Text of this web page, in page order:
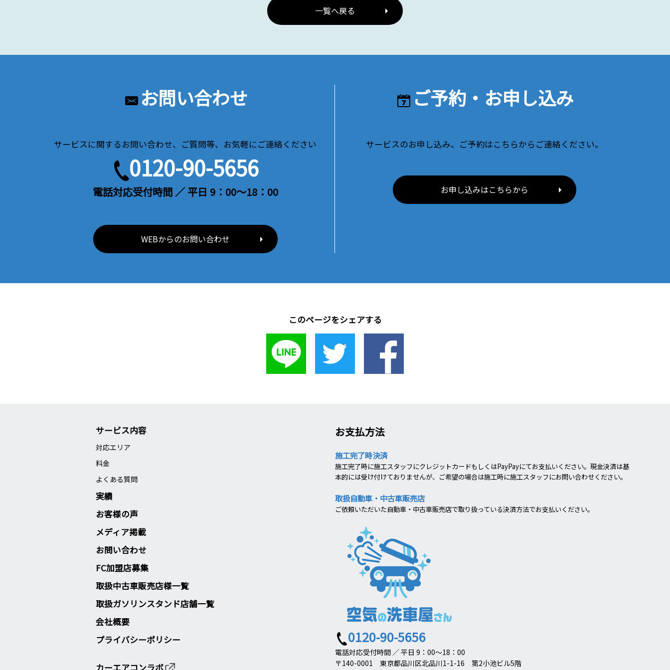
一覧へ戻る
お問い合わせ
サービスに関するお問い合わせ、ご質問等、お気軽にご連絡ください
0120-90-5656
電話対応受付時間 ／ 平日 9：00～18：00
WEBからのお問い合わせ
ご予約・お申し込み
サービスのお申し込み、ご予約はこちらからご連絡ください。
お申し込みはこちらから
このページをシェアする
サービス内容
対応エリア
料金
よくある質問
実績
お客様の声
メディア掲載
お問い合わせ
FC加盟店募集
取扱中古車販売店様一覧
取扱ガソリンスタンド店舗一覧
会社概要
プライバシーポリシー
お支払方法
施工完了時決済
施工完了時に施工スタッフにクレジットカードもしくはPayPayにてお支払いください。現金決済は基
本的には受け付けておりませんが、ご希望の場合は施工時に施工スタッフにお問い合わせください。
取扱自動車・中古車販売店
ご依頼いただいた自動車・中古車販売店で取り扱っている決済方法でお支払いください。
0120-90-5656
電話対応受付時間 ／ 平日 9：00～18：00
〒140-0001 東京都品川区北品川1-1-16 第2小池ビル5階